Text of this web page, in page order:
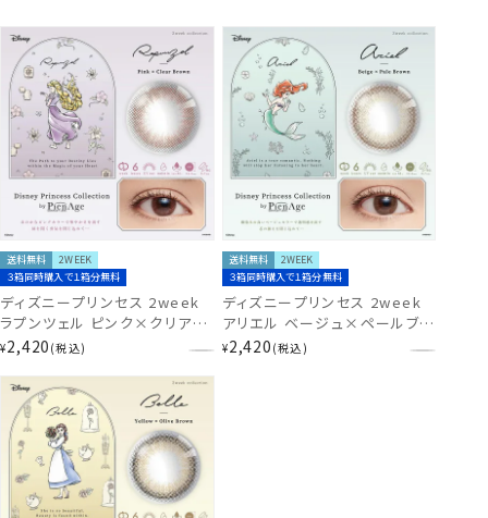
送料無料
2WEEK
３箱同時購入で１箱分無料
ディズニープリンセス 2week
ラプンツェル ピンク×クリアブ
ラウン [6枚入] Disney
PienAge PA-DN93500
¥2,420 税込
送料無料
2WEEK
３箱同時購入で１箱分無料
ディズニープリンセス 2week
アリエル ベージュ×ペールブラ
ウン [6枚入] Disney
¥2,420 税込